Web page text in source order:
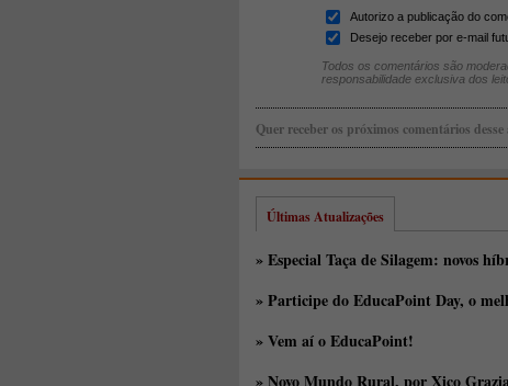
Autorizo a publicação do
Desejo receber por e-mail
Todos os comentários são
responsabilidade exclusiva dos
Quer receber os próximos comentários
Últimas Atualizações
» Especial Taça de Silagem: novos
» Participe do EducaPoint Day, o
» Vem aí o EducaPoint!
» Novo Mundo Rural, por Xico